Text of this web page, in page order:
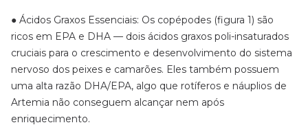
● Ácidos Graxos Essenciais: Os copépodes (figura 1) são
ricos em EPA e DHA — dois ácidos graxos poli-insaturados
cruciais para o crescimento e desenvolvimento do sistema
nervoso dos peixes e camarões. Eles também possuem
uma alta razão DHA/EPA, algo que rotíferos e náuplios de
Artemia não conseguem alcançar nem após
enriquecimento.